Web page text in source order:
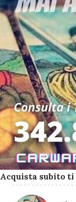
Acquista subito